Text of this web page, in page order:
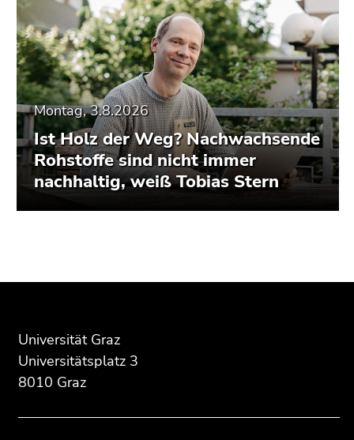
Montag, 3.8.2026
Ist Holz der Weg? Nachwachsende
Rohstoffe sind nicht immer
nachhaltig, weiß Tobias Stern
Universität Graz
Universitätsplatz 3
8010 Graz
Übersicht
Seitenbereiche
Übersicht
Seitenbereiche